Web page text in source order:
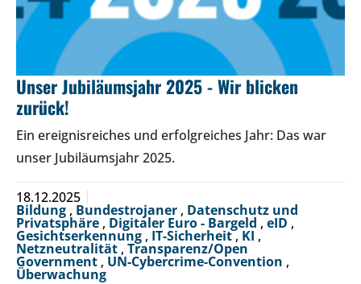
Unser Jubiläumsjahr 2025 - Wir blicken
zurück!
Ein ereignisreiches und erfolgreiches Jahr: Das war
unser Jubiläumsjahr 2025.
18.12.2025
Bildung , Bundestrojaner , Datenschutz und
Privatsphäre , Digitaler Euro - Bargeld , eID ,
Gesichtserkennung , IT-Sicherheit, KI ,
Netzneutralität , Transparenz/Open
Government , UN-Cybercrime-Convention ,
Überwachung